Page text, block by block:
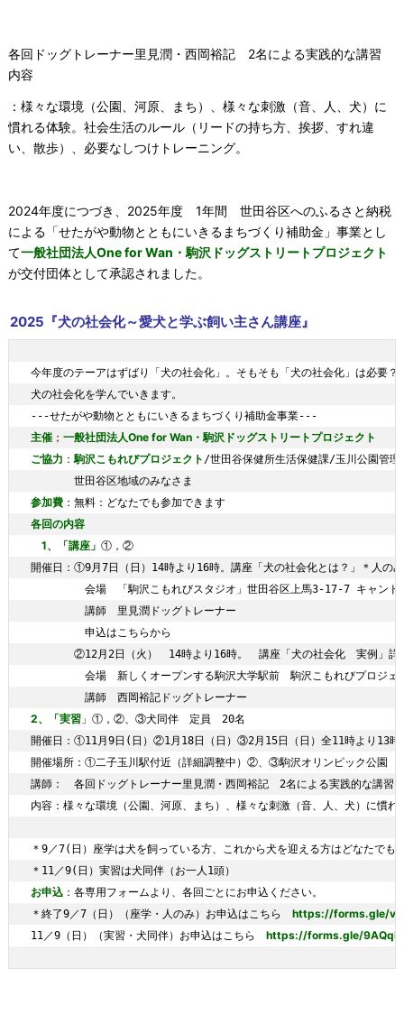
各回ドッグトレーナー里見潤・西岡裕記 2名による実践的な講習
内容
：様々な環境（公園、河原、まち）、様々な刺激（音、人、犬）に
慣れる体験。社会生活のルール（リードの持ち方、挨拶、すれ違
い、散歩）、必要なしつけトレーニング。
2024年度につづき、2025年度 1年間 世田谷区へのふるさと納税
による「せたがや動物とともにいきるまちづくり補助金」事業とし
て一般社団法人One for Wan・駒沢ドッグストリートプロジェクト
が交付団体として承認されました。
2025『犬の社会化～愛犬と学ぶ飼い主さん講座』
今年度のテーアはずばり「犬の社会化」。そもそも「犬の社会化」は必要
犬の社会化を学んでいきます。
主催； 一般社団法人One for Wan・駒沢ドッグストリートプロジェクト
ご協力 ：駒沢こもれびプロジェクト /世田谷保健所生活保健課/玉川公園管理
参加費 ：無料：どなたでも参加できます
各回の内容
1、「講座」 ①，②
開催日：①9月7日（日）14時より16時。講座「犬の社会化とは？」＊人の
会場　「駒沢こもれびスタジオ」世田谷区上馬3-17-7 キャンドウ駒
講師　里見潤ドッグトレーナー
申込はこちらから
②12月2日（火）　14時より16時。　講座「犬の社会化　実例」
会場　新しくオープンする駒沢大学駅前　駒沢こもれびプロジェク
2、「実習」①，②、③犬同伴　定員　20名
開催日：①11月9日(日）②1月18日（日）③2月15日（日）全11時より13時
開催場所：①二子玉川駅付近（詳細調整中）②、③駒沢オリンピック公園
講師：　各回ドッグトレーナー里見潤・西岡裕記　2名による実践的な講習
内容：様々な環境（公園、河原、まち）、様々な刺激（音、人、犬）に慣
＊9／7(日）座学は犬を飼っている方、これから犬を迎える方はどなたでも
お申込：各専用フォームより、各回ごとにお申込ください。
＊終了9／7（日）（座学・人のみ）お申込はこちら https://forms.gle/
11／9（日）（実習・犬同伴）お申込はこちら https://forms.gle/